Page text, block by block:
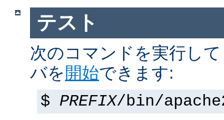
テスト
次のコマンドを実行し
バを 開始できます:
$ PREFIX/bin/